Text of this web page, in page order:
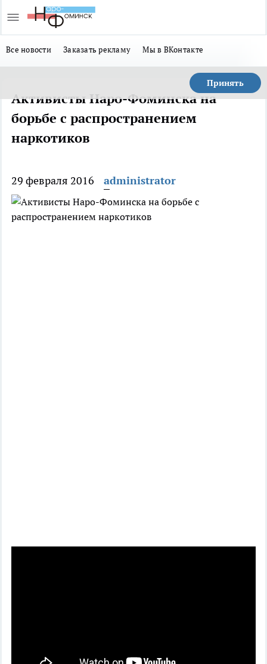
Все новости Заказать рекламу Мы в ВКонтакте
Принять
Активисты Наро-Фоминска на
борьбе с распространением
наркотиков
29 февраля 2016 administrator